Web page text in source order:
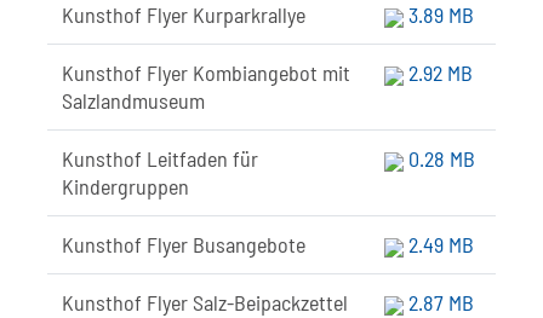
Kunsthof Flyer Kurparkrallye 3.89 MB
Kunsthof Flyer Kombiangebot mit
Salzlandmuseum
2.92 MB
Kunsthof Leitfaden für
Kindergruppen
0.28 MB
Kunsthof Flyer Busangebote 2.49 MB
Kunsthof Flyer Salz-Beipackzettel 2.87 MB